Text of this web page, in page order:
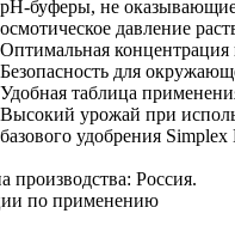
рН-буферы, не
осмотическое давление
Оптимальная концентрация
Безопасность для
Удобная таблица
Высокий урожай при
базового удобрения
производства: Россия.
по применению